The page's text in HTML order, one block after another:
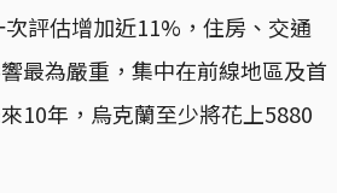
評估增加近11%，住房、交通
最為嚴重，集中在前線地區及首
10年，烏克蘭至少將花上5880